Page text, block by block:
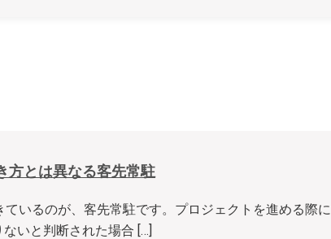
方とは異なる客先常駐
いるのが、客先常駐です。プロジェクトを進める際に
ないと判断された場合 […]